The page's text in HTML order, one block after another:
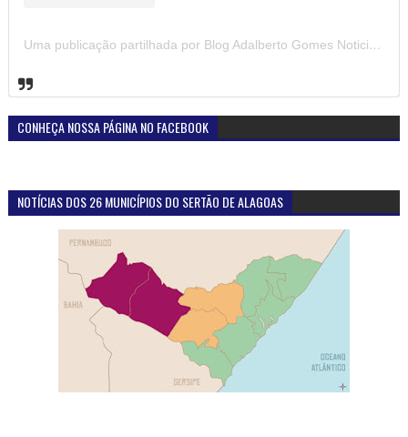
Uma publicação partilhada por Blog Adalberto Gomes Noticias (@blogadalbertogomesnoticiass)
CONHEÇA NOSSA PÁGINA NO FACEBOOK
NOTÍCIAS DOS 26 MUNICÍPIOS DO SERTÃO DE ALAGOAS